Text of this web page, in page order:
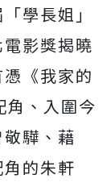
學長姐」
影獎揭曉
《我家的
、 入圍今
驊、藉
的朱軒